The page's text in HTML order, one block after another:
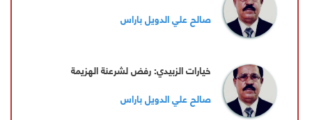
صالح علي الدويل باراس
خيارات الزبيدي: رفض لشرعنة الهزيمة
صالح علي الدويل باراس